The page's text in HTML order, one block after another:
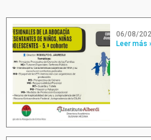
06/08/
Leer más